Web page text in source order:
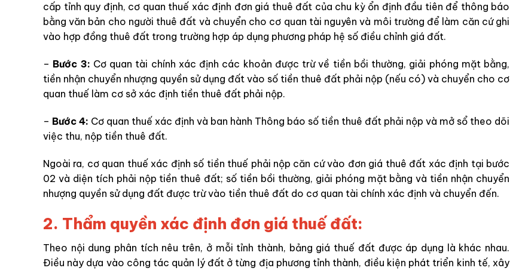
cấp tỉnh quy định, cơ quan thuế xác định đơn giá thuê đất của chu kỳ ổn định đầu tiên để thông báo
bằng văn bản cho người thuê đất và chuyển cho cơ quan tài nguyên và môi trường để làm căn cứ ghi
vào hợp đồng thuê đất trong trường hợp áp dụng phương pháp hệ số điều chỉnh giá đất.
– Bước 3: Cơ quan tài chính xác định các khoản được trừ về tiền bồi thường, giải phóng mặt bằng,
tiền nhận chuyển nhượng quyền sử dụng đất vào số tiền thuê đất phải nộp (nếu có) và chuyển cho cơ
quan thuế làm cơ sở xác định tiền thuê đất phải nộp.
– Bước 4: Cơ quan thuế xác định và ban hành Thông báo số tiền thuê đất phải nộp và mở sổ theo dõi
việc thu, nộp tiền thuê đất.
Ngoài ra, cơ quan thuế xác định số tiền thuế phải nộp căn cứ vào đơn giá thuê đất xác định tại bước
02 và diện tích phải nộp tiền thuê đất; số tiền bồi thường, giải phóng mặt bằng và tiền nhận chuyển
nhượng quyền sử dụng đất được trừ vào tiền thuê đất do cơ quan tài chính xác định và chuyển đến.
2. Thẩm quyền xác định đơn giá thuế đất:
Theo nội dung phân tích nêu trên, ở mỗi tỉnh thành, bảng giá thuế đất được áp dụng là khác nhau.
Điều này dựa vào công tác quản lý đất ở từng địa phương tỉnh thành, điều kiện phát triển kinh tế, xây